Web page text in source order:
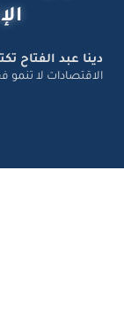
دينا عبد الفتاح
الاقتصادات لا تنمو